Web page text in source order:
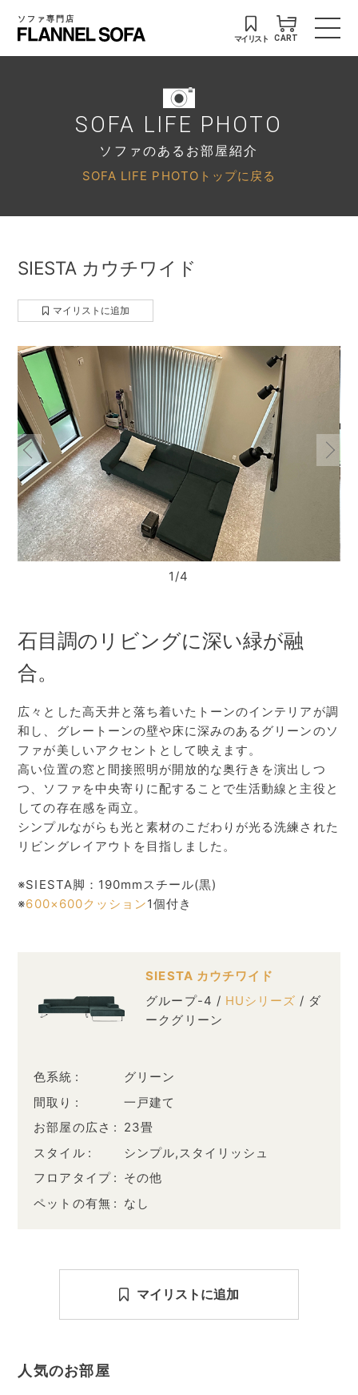
ソファ専門店
マイリスト CART
SOFA LIFE PHOTO
ソファのあるお部屋紹介
SOFA LIFE PHOTOトップに戻る
SIESTA カウチワイド
マイリストに追加
1/4
石目調のリビングに深い緑が融
合。
広々とした高天井と落ち着いたトーンのインテリアが調
和し、グレートーンの壁や床に深みのあるグリーンのソ
ファが美しいアクセントとして映えます。
高い位置の窓と間接照明が開放的な奥行きを演出しつ
つ、ソファを中央寄りに配することで生活動線と主役と
しての存在感を両立。
シンプルながらも光と素材のこだわりが光る洗練された
リビングレイアウトを目指しました。
※SIESTA脚：190mmスチール(黒)
※600×600クッション1個付き
SIESTA カウチワイド
グループ-4 / HUシリーズ / ダ
ークグリーン
色系統
グリーン
間取り
一戸建て
お部屋の広さ
23畳
スタイル
シンプル,スタイリッシュ
フロアタイプ
その他
ペットの有無
なし
マイリストに追加
人気のお部屋